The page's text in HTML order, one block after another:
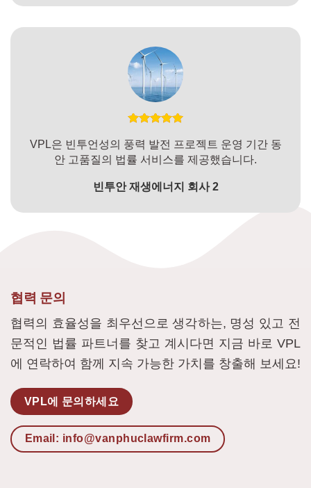
VPL은 빈투언성의 풍력 발전 프로젝트 운영 기간 동
안 고품질의 법률 서비스를 제공했습니다.
빈투안 재생에너지 회사 2
협력 문의
협력의 효율성을 최우선으로 생각하는, 명성 있고 전
문적인 법률 파트너를 찾고 계시다면 지금 바로 VPL
에 연락하여 함께 지속 가능한 가치를 창출해 보세요!
VPL에 문의하세요
Email: info@vanphuclawfirm.com